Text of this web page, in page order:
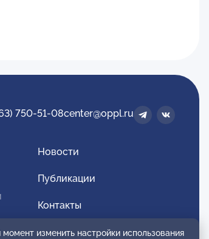
750-51-08center@oppl.ru
Новости
Публикации
Контакты
Для спонсоров и партнеров
изменить настройки использования